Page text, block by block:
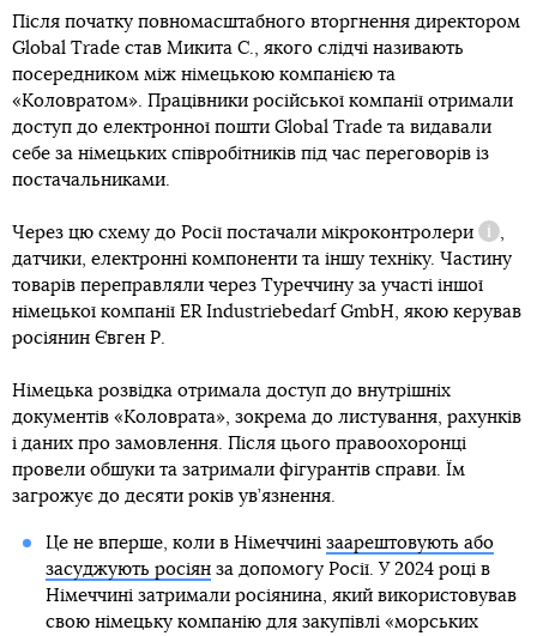
Після початку повномасштабного вторгнення директором
Global Trade став Микита С., якого слідчі називають
посередником між німецькою компанією та
«Коловратом». Працівники російської компанії отримали
доступ до електронної пошти Global Trade та видавали
себе за німецьких співробітників під час переговорів із
постачальниками.
Через цю схему до Росії постачали мікроконтролери
датчики, електронні компоненти та іншу техніку. Частину
товарів переправляли через Туреччину за участі іншої
німецької компанії ER Industriebedarf GmbH, якою керував
росіянин Євген Р.
Німецька розвідка отримала доступ до внутрішніх
документів «Коловрата», зокрема до листування, рахунків
і даних про замовлення. Після цього правоохоронці
провели обшуки та затримали фігурантів справи. Їм
загрожує до десяти років ув’язнення.
Це не вперше, коли в Німеччині заарештовують або
засуджують росіянза допомогу Росії. У 2024 році в
Німеччині затримали росіянина, який використовував
свою німецьку компанію для закупівлі «морських